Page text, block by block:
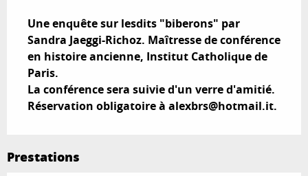
Une enquête sur lesdits "biberons" par
Sandra Jaeggi-Richoz. Maîtresse de conférence
en histoire ancienne, Institut Catholique de
Paris.
La conférence sera suivie d'un verre d'amitié.
Réservation obligatoire à alexbrs@hotmail.it.
Prestations